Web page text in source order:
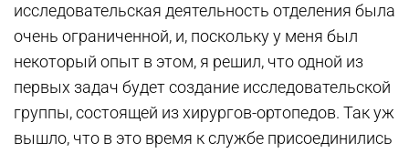
исследовательская деятельность отделения была
очень ограниченной, и, поскольку у меня был
некоторый опыт в этом, я решил, что одной из
первых задач будет создание исследовательской
группы, состоящей из хирургов-ортопедов. Так уж
вышло, что в это время к службе присоединились